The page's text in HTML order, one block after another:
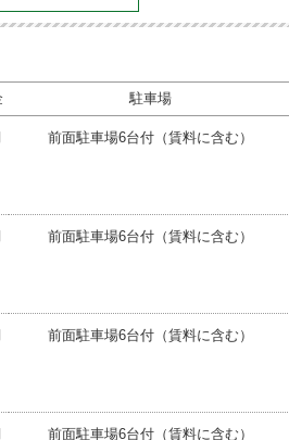
駐車場
前面駐車場6台付（賃料に含む）
前面駐車場6台付（賃料に含む）
前面駐車場6台付（賃料に含む）
前面駐車場6台付（賃料に含む）